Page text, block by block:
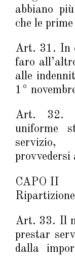
abbiano
che le
Art. 31. In
faro
alle
1°
Art. 32. l
uniforme
servizio,
provvedersi
CAPO II
Art. 33. Il
prestar
dalla